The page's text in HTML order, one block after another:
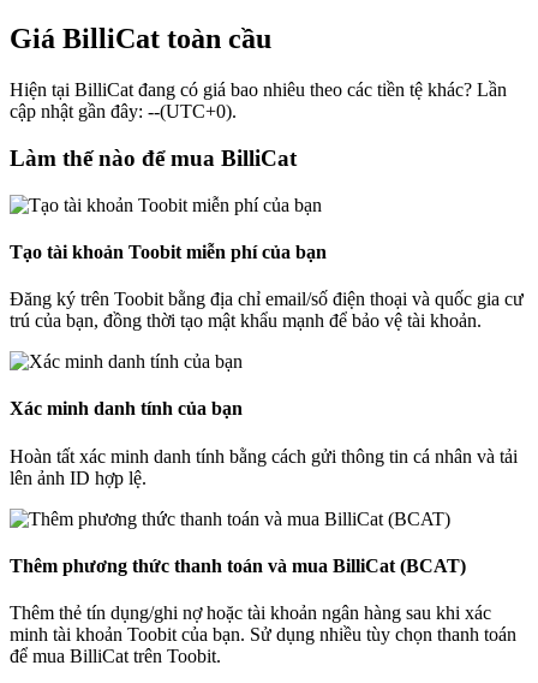
Giá BilliCat toàn cầu
Hiện tại BilliCat đang có giá bao nhiêu theo các tiền tệ khác? Lần
cập nhật gần đây: --(UTC+0).
Làm thế nào để mua BilliCat
Tạo tài khoản Toobit miễn phí của bạn
Đăng ký trên Toobit bằng địa chỉ email/số điện thoại và quốc gia cư
trú của bạn, đồng thời tạo mật khẩu mạnh để bảo vệ tài khoản.
Xác minh danh tính của bạn
Hoàn tất xác minh danh tính bằng cách gửi thông tin cá nhân và tải
lên ảnh ID hợp lệ.
Thêm phương thức thanh toán và mua BilliCat (BCAT)
Thêm thẻ tín dụng/ghi nợ hoặc tài khoản ngân hàng sau khi xác
minh tài khoản Toobit của bạn. Sử dụng nhiều tùy chọn thanh toán
để mua BilliCat trên Toobit.